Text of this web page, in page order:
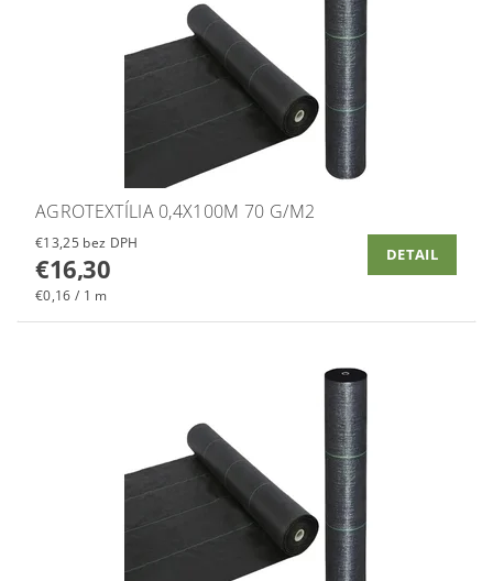
AGROTEXTÍLIA 0,4X100M 70 G/M2
€13,25 bez DPH
€16,30
€0,16 / 1 m
DETAIL